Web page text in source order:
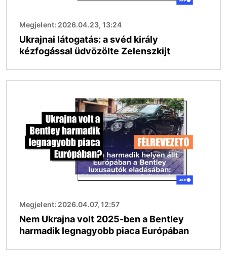
Megjelent: 2026.04.23, 13:24
Ukrajnai látogatás: a svéd király
kézfogással üdvözölte Zelenszkijt
Megjelent: 2026.04.07, 12:57
Nem Ukrajna volt 2025-ben a Bentley
harmadik legnagyobb piaca Európában